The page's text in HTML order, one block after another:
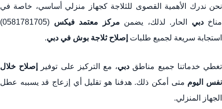
نحن ندرك الأهمية القصوى للثلاجة كجهاز منزلي أساسي، خاصة في
مناخدبي الحار. لذلك، يضمن مركز معتمد فيكس
(0581781705)
استجابة سريعة لجميع طلبات إصلاح ثلاجة بوش في دبي.
تغطي خدماتنا جميع مناطق دبي، مع التركيز على توفير
إصلاح خلال
نفس اليوم متى أمكن ذلك. هدفنا هو تقليل أي إزعاج قد يسببه عطل
الجهاز المنزلي.